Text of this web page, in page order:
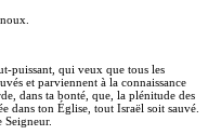
puissant, qui veux que tous les
et parviennent à la connaissance
dans ta bonté, que, la plénitude des
dans ton Église, tout Israël soit sauvé.
Seigneur.